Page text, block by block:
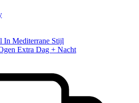
Mediterrane Stijl
Extra Dag + Nacht